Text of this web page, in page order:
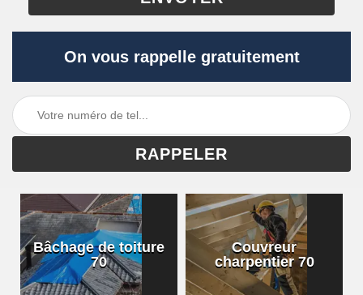
On vous rappelle gratuitement
Bâchage de toiture
70
Couvreur
charpentier 70